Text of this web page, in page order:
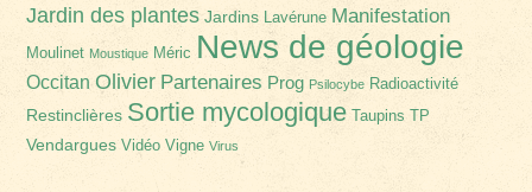
Jardin des plantes Jardins Lavérune Manifestation
Moulinet Moustique Méric News de géologie
Occitan Olivier Partenaires Prog Psilocybe Radioactivité
Restinclières Sortie mycologique Taupins TP
Vendargues Vidéo Vigne Virus